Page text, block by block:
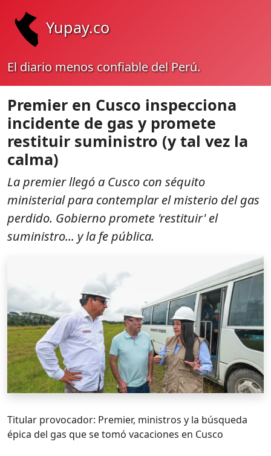
Yupay.co
El diario menos confiable del Perú.
Premier en Cusco inspecciona
incidente de gas y promete
restituir suministro (y tal vez la
calma)
La premier llegó a Cusco con séquito
ministerial para contemplar el misterio del gas
perdido. Gobierno promete 'restituir' el
suministro... y la fe pública.
Titular provocador: Premier, ministros y la búsqueda
épica del gas que se tomó vacaciones en Cusco